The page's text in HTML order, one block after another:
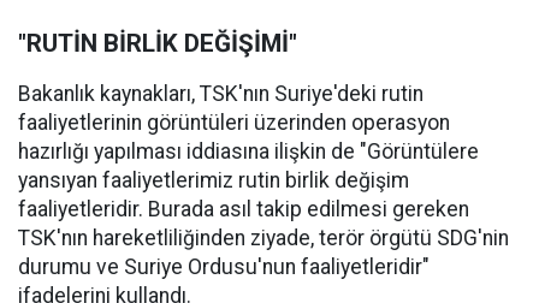
"RUTİN BİRLİK DEĞİŞİMİ"
Bakanlık kaynakları, TSK'nın Suriye'deki rutin
faaliyetlerinin görüntüleri üzerinden operasyon
hazırlığı yapılması iddiasına ilişkin de "Görüntülere
yansıyan faaliyetlerimiz rutin birlik değişim
faaliyetleridir. Burada asıl takip edilmesi gereken
TSK'nın hareketliliğinden ziyade, terör örgütü SDG'nin
durumu ve Suriye Ordusu'nun faaliyetleridir"
ifadelerini kullandı.